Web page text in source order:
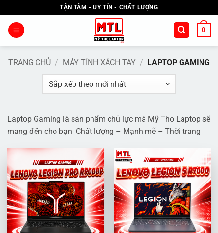
qua
nội
TẬN TÂM - UY TÍN - CHẤT LƯỢNG
0
TRANG CHỦ / MÁY TÍNH XÁCH TAY / LAPTOP GAMING
Laptop Gaming là sản phẩm chủ lực mà Mỹ Tho Laptop sẽ
mang đến cho bạn. Chất lượng – Mạnh mẽ – Thời trang